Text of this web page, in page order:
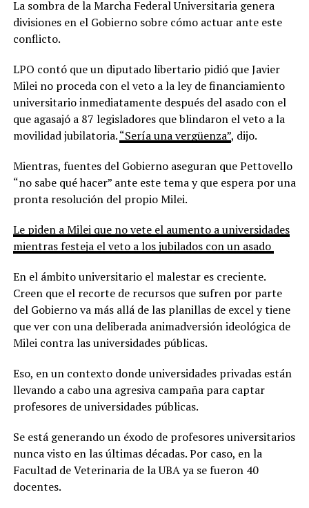
La sombra de la Marcha Federal Universitaria genera
divisiones en el Gobierno sobre cómo actuar ante este
conflicto.
LPO contó que un diputado libertario pidió que Javier
Milei no proceda con el veto a la ley de financiamiento
universitario inmediatamente después del asado con el
que agasajó a 87 legisladores que blindaron el veto a la
movilidad jubilatoria.“Sería una vergüenza”, dijo.
Mientras, fuentes del Gobierno aseguran que Pettovello
“no sabe qué hacer” ante este tema y que espera por una
pronta resolución del propio Milei.
Le piden a Milei que no vete el aumento a universidades
mientras festeja el veto a los jubilados con un asado
En el ámbito universitario el malestar es creciente.
Creen que el recorte de recursos que sufren por parte
del Gobierno va más allá de las planillas de excel y tiene
que ver con una deliberada animadversión ideológica de
Milei contra las universidades públicas.
Eso, en un contexto donde universidades privadas están
llevando a cabo una agresiva campaña para captar
profesores de universidades públicas.
Se está generando un éxodo de profesores universitarios
nunca visto en las últimas décadas. Por caso, en la
Facultad de Veterinaria de la UBA ya se fueron 40
docentes.